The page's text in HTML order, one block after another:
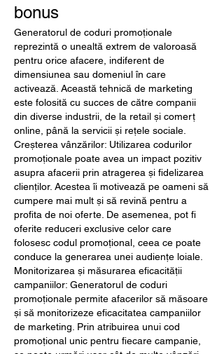
bonus
Generatorul de coduri promoționale
reprezintă o unealtă extrem de valoroasă
pentru orice afacere, indiferent de
dimensiunea sau domeniul în care
activează. Această tehnică de marketing
este folosită cu succes de către companii
din diverse industrii, de la retail și comerț
online, până la servicii și rețele sociale.
Creșterea vânzărilor: Utilizarea codurilor
promoționale poate avea un impact pozitiv
asupra afacerii prin atragerea și fidelizarea
clienților. Acestea îi motivează pe oameni să
cumpere mai mult și să revină pentru a
profita de noi oferte. De asemenea, pot fi
oferite reduceri exclusive celor care
folosesc codul promoțional, ceea ce poate
conduce la generarea unei audiențe loiale.
Monitorizarea și măsurarea eficacității
campaniilor: Generatorul de coduri
promoționale permite afacerilor să măsoare
și să monitorizeze eficacitatea campaniilor
de marketing. Prin atribuirea unui cod
promoțional unic pentru fiecare campanie,